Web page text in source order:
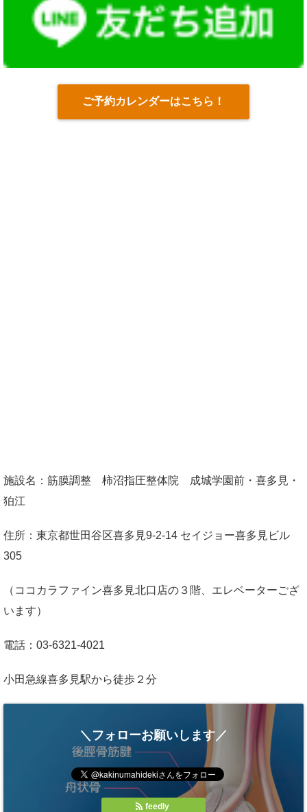
ご予約カレンダーはこちら！
施設名：筋膜調整 柿沼指圧整体院 成城学園前・喜多見・
狛江
住所：東京都世田谷区喜多見9-2-14 セイジョー喜多見ビル
305
（ココカラファイン喜多見北口店の３階、エレベーターござ
います）
電話：03-6321-4021
小田急線喜多見駅から徒歩２分
＼フォローお願いします／
feedly